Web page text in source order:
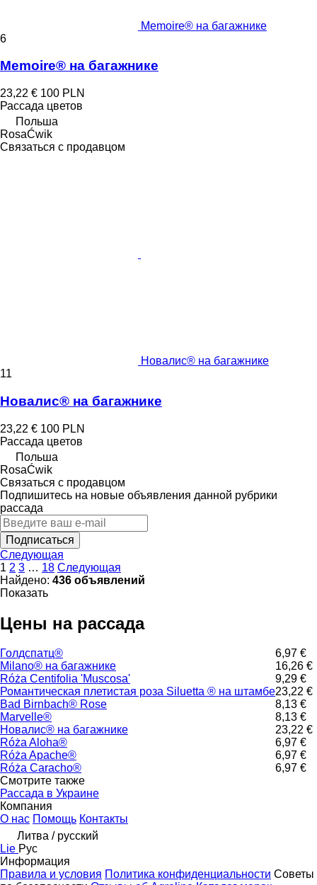
Memoire® на багажнике
6
Memoire® на багажнике
23,22 € 100 PLN
Рассада цветов
Польша
RosaĆwik
Связаться с продавцом
Новалис® на багажнике
11
Новалис® на багажнике
23,22 € 100 PLN
Рассада цветов
Польша
RosaĆwik
Связаться с продавцом
Подпишитесь на новые объявления данной рубрики
рассада
Подписаться
Следующая
1 2 3 … 18 Следующая
Найдено: 436 объявлений
Показать
Цены на рассада
Голдспатц®
6,97 €
Milano® на багажнике
16,26 €
Róża Centifolia 'Muscosa'
9,29 €
Романтическая плетистая роза Siluetta ® на штамбе23,22 €
Bad Birnbach® Rose
8,13 €
Marvelle®
8,13 €
Новалис® на багажнике
23,22 €
Róża Aloha®
6,97 €
Róża Apache®
6,97 €
Róża Caracho®
6,97 €
Смотрите также
Рассада в Украине
Компания
О нас Помощь Контакты
Литва / русский
Lie Рус
Информация
Правила и условия Политика конфиденциальности Советы